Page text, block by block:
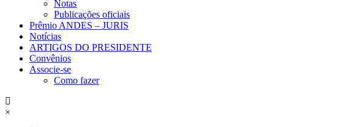
Notas
Publicações oficiais
Prêmio ANDES – JURIS
Notícias
ARTIGOS DO PRESIDENTE
Convênios
Associe-se
Como fazer
×